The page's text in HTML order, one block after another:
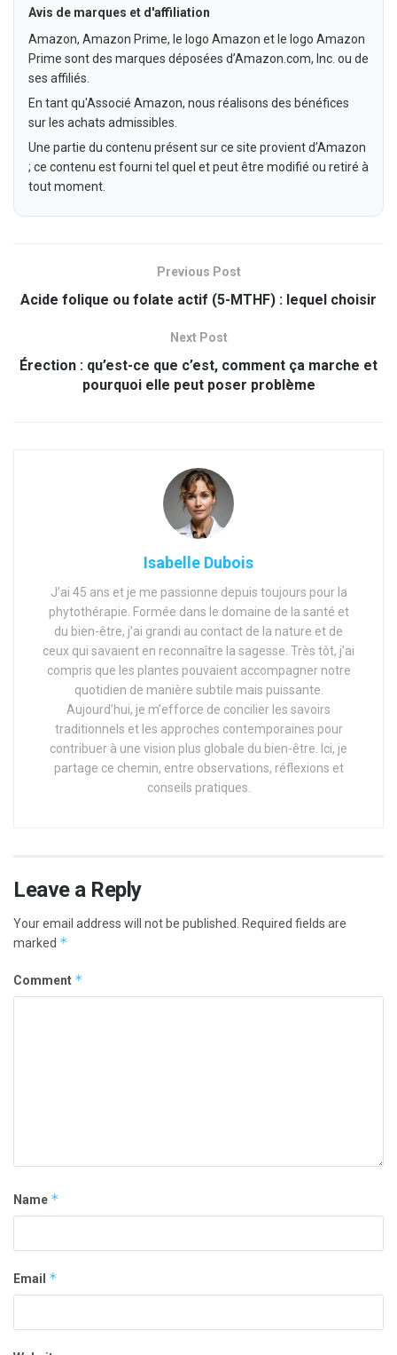
Avis de marques et d'affiliation
Amazon, Amazon Prime, le logo Amazon et le logo Amazon
Prime sont des marques déposées d’Amazon.com, Inc. ou de
ses affiliés.
En tant qu'Associé Amazon, nous réalisons des bénéfices
sur les achats admissibles.
Une partie du contenu présent sur ce site provient d’Amazon
; ce contenu est fourni tel quel et peut être modifié ou retiré à
tout moment.
Previous Post
Acide folique ou folate actif (5-MTHF) : lequel choisir
Next Post
Érection : qu’est-ce que c’est, comment ça marche et
pourquoi elle peut poser problème
Isabelle Dubois
J’ai 45 ans et je me passionne depuis toujours pour la
phytothérapie. Formée dans le domaine de la santé et
du bien-être, j’ai grandi au contact de la nature et de
ceux qui savaient en reconnaître la sagesse. Très tôt, j’ai
compris que les plantes pouvaient accompagner notre
quotidien de manière subtile mais puissante.
Aujourd’hui, je m’efforce de concilier les savoirs
traditionnels et les approches contemporaines pour
contribuer à une vision plus globale du bien-être. Ici, je
partage ce chemin, entre observations, réflexions et
conseils pratiques.
Leave a Reply
Your email address will not be published. Required fields are
marked *
Comment *
Name *
Email *